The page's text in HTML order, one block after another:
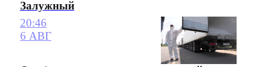
Залужный
20:46
6 АВГ